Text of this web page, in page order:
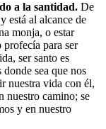
a la santidad. De
está al alcance de
monja, o estar
para ser
ser santo es
sea que nos
nuestra vida con él,
nuestro camino; se
y en nuestro